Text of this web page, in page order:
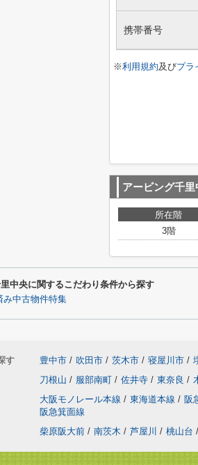
携帯番号
※利用規約及びプラ
アービング千里
所在階
3階
中央に関するこだわり条件から探す
み中古物件特集
す 豊中市 / 吹田市 / 茨木市 / 寝屋川市 /
刀根山 / 服部南町 / 佐井寺 / 東奈良 /
大阪モノレール本線 / 東海道本線 / 阪
阪急箕面線
柴原阪大前 / 南茨木 / 芦屋川 / 桃山台 /